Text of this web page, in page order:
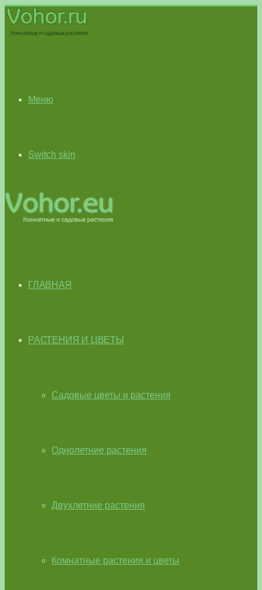
Меню
Switch skin
ГЛАВНАЯ
РАСТЕНИЯ И ЦВЕТЫ
Садовые цветы и растения
Однолетние растения
Двухлетние растения
Комнатные растения и цветы